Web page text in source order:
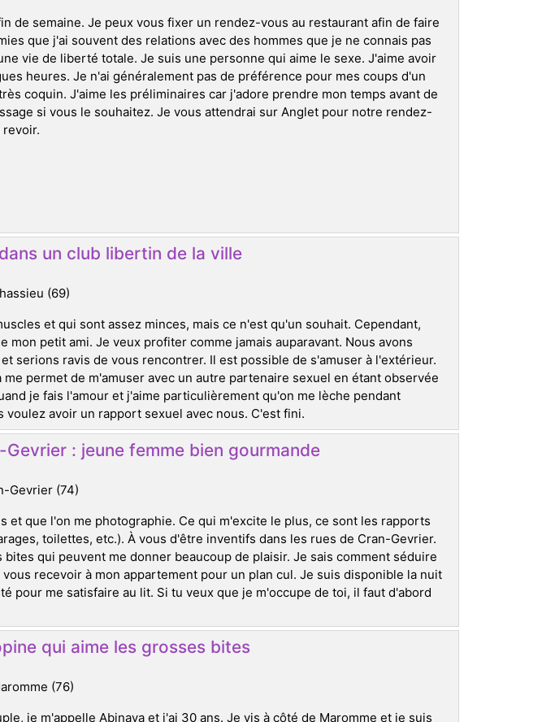
de semaine. Je peux vous fixer un rendez-vous au restaurant afin de faire
que j'ai souvent des relations avec des hommes que je ne connais pas
vie de liberté totale. Je suis une personne qui aime le sexe. J'aime avoir
heures. Je n'ai généralement pas de préférence pour mes coups d'un
coquin. J'aime les préliminaires car j'adore prendre mon temps avant de
si vous le souhaitez. Je vous attendrai sur Anglet pour notre rendez-
un club libertin de la ville
(69)
et qui sont assez minces, mais ce n'est qu'un souhait. Cependant,
mon petit ami. Je veux profiter comme jamais auparavant. Nous avons
serions ravis de vous rencontrer. Il est possible de s'amuser à l'extérieur.
permet de m'amuser avec un autre partenaire sexuel en étant observée
je fais l'amour et j'aime particulièrement qu'on me lèche pendant
avoir un rapport sexuel avec nous. C'est fini.
: jeune femme bien gourmande
Gevrier (74)
et que l'on me photographie. Ce qui m'excite le plus, ce sont les rapports
toilettes, etc.). À vous d'être inventifs dans les rues de Cran-Gevrier.
qui peuvent me donner beaucoup de plaisir. Je sais comment séduire
recevoir à mon appartement pour un plan cul. Je suis disponible la nuit
pour me satisfaire au lit. Si tu veux que je m'occupe de toi, il faut d'abord
qui aime les grosses bites
(76)
je m'appelle Abinaya et j'ai 30 ans. Je vis à côté de Maromme et je suis